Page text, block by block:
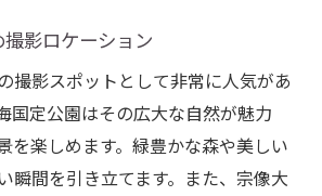
影ロケーション
撮影スポットとして非常に人気があ
国定公園はその広大な自然が魅力
を楽しめます。緑豊かな森や美しい
瞬間を引き立てます。また、宗像大